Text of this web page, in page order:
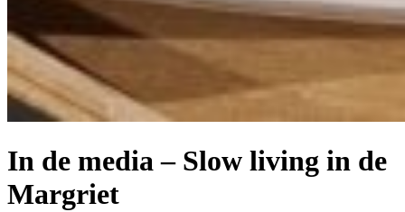
In de media – Slow living in de
Margriet